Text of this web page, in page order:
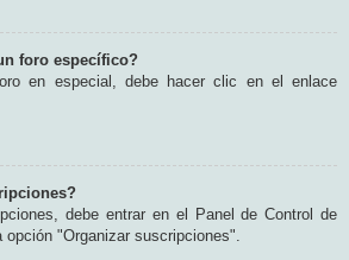
foro específico?
en especial, debe hacer clic en el enlace
debe entrar en el Panel de Control de
"Organizar suscripciones".